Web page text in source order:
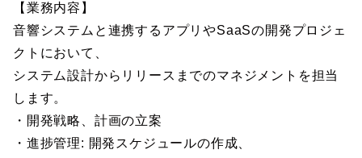
【業務内容】
音響システムと連携するアプリやSaaSの開発プロジェ
クトにおいて、
システム設計からリリースまでのマネジメントを担当
します。
・開発戦略、計画の立案
・進捗管理: 開発スケジュールの作成、